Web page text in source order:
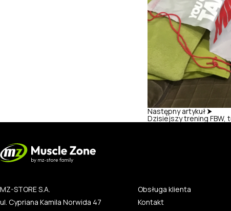
Następny artykuł ⮞
Dzisiejszy trening FBW,
MZ-STORE S.A.
ul. Cypriana Kamila Norwida 47
Obsługa klienta
Kontakt